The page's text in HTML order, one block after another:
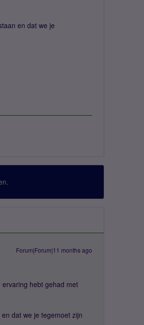
en dat we je
Forum|Forum|11 months ago
hebt gehad met
dat we je tegemoet zijn